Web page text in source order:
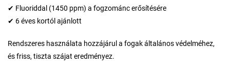
✔ Fluoriddal (1450 ppm) a fogzománc erősítésére
✔ 6 éves kortól ajánlott
Rendszeres használata hozzájárul a fogak általános védelméhez,
és friss, tiszta szájat eredményez.